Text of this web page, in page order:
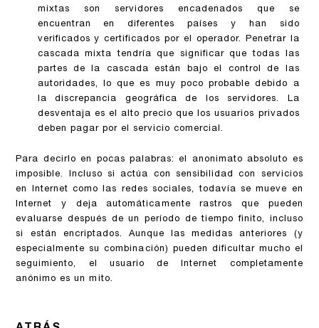
mixtas son servidores encadenados que se
encuentran en diferentes países y han sido
verificados y certificados por el operador. Penetrar la
cascada mixta tendría que significar que todas las
partes de la cascada están bajo el control de las
autoridades, lo que es muy poco probable debido a
la discrepancia geográfica de los servidores. La
desventaja es el alto precio que los usuarios privados
deben pagar por el servicio comercial.
Para decirlo en pocas palabras: el anonimato absoluto es
imposible. Incluso si actúa con sensibilidad con servicios
en Internet como las redes sociales, todavía se mueve en
Internet y deja automáticamente rastros que pueden
evaluarse después de un período de tiempo finito, incluso
si están encriptados. Aunque las medidas anteriores (y
especialmente su combinación) pueden dificultar mucho el
seguimiento, el usuario de Internet completamente
anónimo es un mito.